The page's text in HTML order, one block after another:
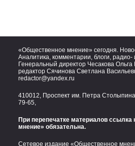
«Общественное мнение» сегодня.
Аналитика, комментарии, блоги, радио-
Генеральный директор Чесакова
редактор Сячинова Светлана
redactor@yandex.ru
410012, Проспект им. Петра
79-65,
При перепечатке материалов
мнение» обязательна.
Сетевое издание «Общественное